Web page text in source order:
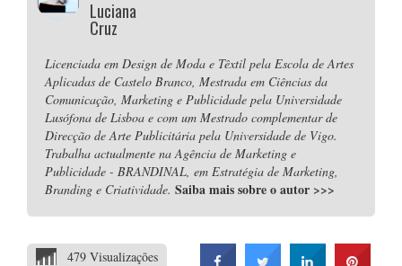
Luciana
Cruz
Licenciada em Design de Moda e Têxtil pela Escola de Artes
Aplicadas de Castelo Branco, Mestrada em Ciências da
Comunicação, Marketing e Publicidade pela Universidade
Lusófona de Lisboa e com um Mestrado complementar de
Direcção de Arte Publicitária pela Universidade de Vigo.
Trabalha actualmente na Agência de Marketing e
Publicidade - BRANDINAL, em Estratégia de Marketing,
Branding e Criatividade. Saiba mais sobre o autor >>>
479 Visualizações